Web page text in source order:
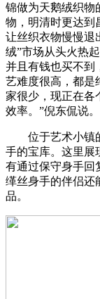
锦做为天鹅绒织物
物，明清时更达到
让丝织衣物慢慢退
绒”市场从头火热
并且有钱也买不到
艺难度很高，都是
家很少，现正在各
效率。”倪东侃说。
位于艺术小镇的
手的宝库。这里展
有通过保守身手回
缂丝身手的伴侣还
品。